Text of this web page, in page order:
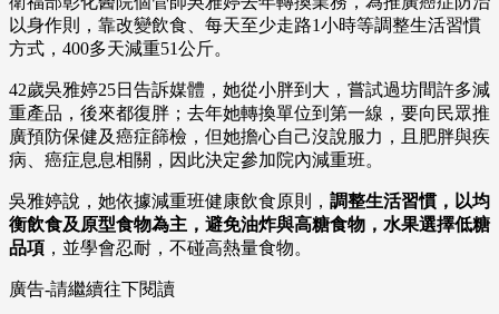
以身作則，靠改變飲食、每天至少走路1小時等調整生活習慣
方式，400多天減重51公斤。
42歲吳雅婷25日告訴媒體，她從小胖到大，嘗試過坊間許多減
重產品，後來都復胖；去年她轉換單位到第一線，要向民眾推
廣預防保健及癌症篩檢，但她擔心自己沒說服力，且肥胖與疾
病、癌症息息相關，因此決定參加院內減重班。
吳雅婷說，她依據減重班健康飲食原則， 調整生活習慣，以均
衡飲食及原型食物為主，避免油炸與高糖食物，水果選擇低糖
品項 ，並學會忍耐，不碰高熱量食物。
廣告-請繼續往下閱讀